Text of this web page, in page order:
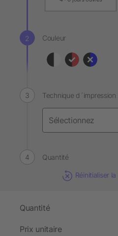
Couleur
Technique d´impression
Quantité
Réinitialiser
Quantité
Prix unitaire